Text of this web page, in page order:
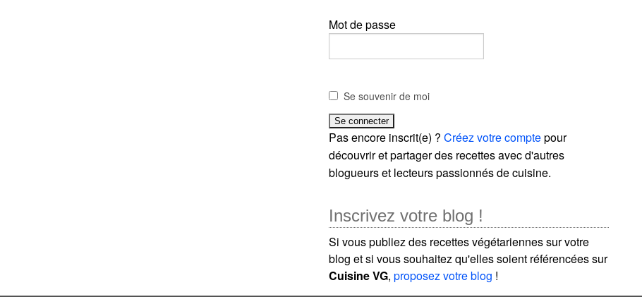
Mot de passe
Se souvenir de moi
Pas encore inscrit(e) ?Créez votre comptepour
découvrir et partager des recettes avec d'autres
blogueurs et lecteurs passionnés de cuisine.
Inscrivez votre blog !
Si vous publiez des recettes végétariennes sur votre
blog et si vous souhaitez qu'elles soient référencées sur
Cuisine VG,proposez votre blog !